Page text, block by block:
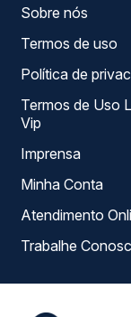
Sobre nós
Termos de uso
Política de
Termos de Uso Louge
Vip
Imprensa
Minha Conta
Trabalhe